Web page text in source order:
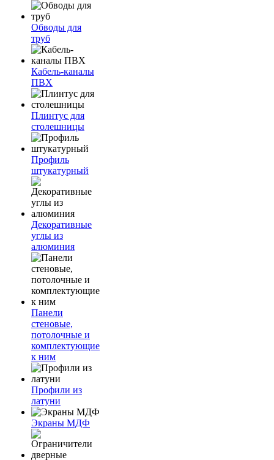
Обводы для
труб
Кабель-каналы
ПВХ
Плинтус для
столешницы
Профиль
штукатурный
Декоративные
углы из
алюминия
Панели
стеновые,
потолочные и
комплектующие
к ним
Профили из
латуни
Экраны МДФ